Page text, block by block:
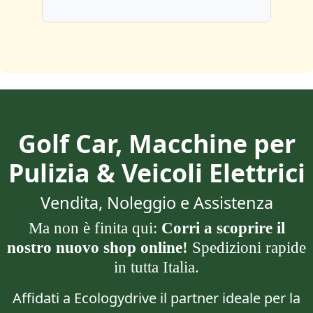
Golf Car, Macchine per
Pulizia & Veicoli Elettrici
Vendita, Noleggio e Assistenza
Ma non è finita qui: Corri a scoprire il
nostro nuovo shop online! Spedizioni rapide
in tutta Italia.
Affidati a Ecologydrive il partner ideale per la